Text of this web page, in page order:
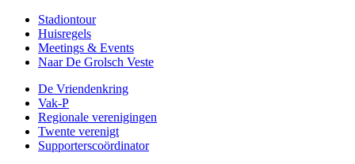
Stadiontour
Huisregels
Meetings & Events
Naar De Grolsch Veste
De Vriendenkring
Vak-P
Regionale verenigingen
Twente verenigt
Supporterscoördinator